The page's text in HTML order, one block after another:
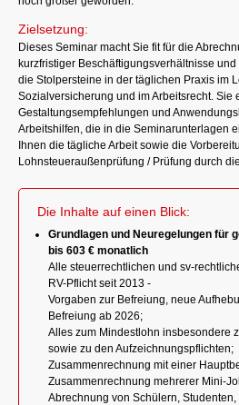
Zielsetzung:
Dieses Seminar macht Sie fit für die
kurzfristiger Beschäftigungsverhältnisse
die Stolpersteine in der täglichen Praxis im
Sozialversicherung und im Arbeitsrecht. Sie
Gestaltungsempfehlungen und
Arbeitshilfen, die in die Seminarunterlagen
Ihnen die tägliche Arbeit sowie die
Lohnsteueraußenprüfung / Prüfung durch
Die Inhalte auf einen Blick:
Grundlagen und Neuregelungen für
bis 603 € monatlich
Alle steuerrechtlichen und sv-
RV-Pflicht seit 2013 -
Vorgaben zur Befreiung, neue
Befreiung ab 2026;
Alles zum Mindestlohn insbesondere
sowie zu den Aufzeichnungspflichten;
Zusammenrechnung mit einer
Zusammenrechnung mehrerer Mini-
Abrechnung von Schülern,